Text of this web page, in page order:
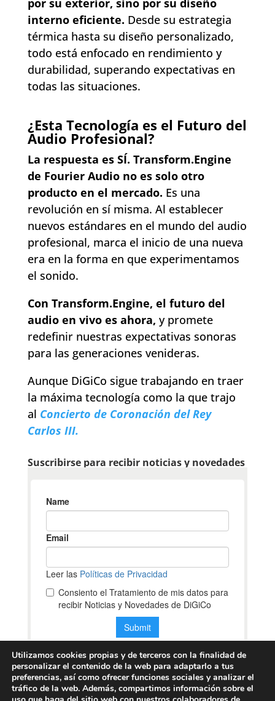
interno eficiente. Desde su estrategia
térmica hasta su diseño personalizado,
todo está enfocado en rendimiento y
durabilidad, superando expectativas en
todas las situaciones.
¿Esta Tecnología es el Futuro del
Audio Profesional?
La respuesta es SÍ. Transform.Engine
de Fourier Audio no es solo otro
producto en el mercado. Es una
revolución en sí misma. Al establecer
nuevos estándares en el mundo del audio
profesional, marca el inicio de una nueva
era en la forma en que experimentamos
el sonido.
Con Transform.Engine, el futuro del
audio en vivo es ahora, y promete
redefinir nuestras expectativas sonoras
para las generaciones venideras.
Aunque DiGiCo sigue trabajando en traer
la máxima tecnología como la que trajo
al Concierto de Coronación del Rey
Carlos III.
Suscribirse para recibir noticias y novedades
Utilizamos cookies propias y de terceros con la finalidad de
personalizar el contenido de la web para adaptarlo a tus
preferencias, así como ofrecer funciones sociales y analizar el
tráfico de la web. Además, compartimos información sobre el